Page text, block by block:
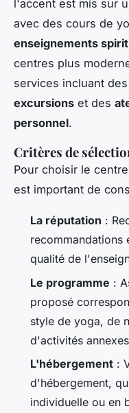
l'accent est mis sur
avec des cours de
enseignements
centres plus
services incluant des
excursions et des
personnel.
Critères de
Pour choisir le
est important de
La réputation :
recommandations
qualité de
Le programme :
proposé
style de yoga, de
d'activités
L'hébergement :
d'hébergement,
individuelle ou en